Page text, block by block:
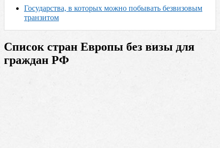
Государства, в которых можно побывать безвизовым
транзитом
Список стран Европы без визы для
граждан РФ